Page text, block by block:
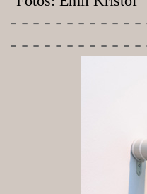
-----------